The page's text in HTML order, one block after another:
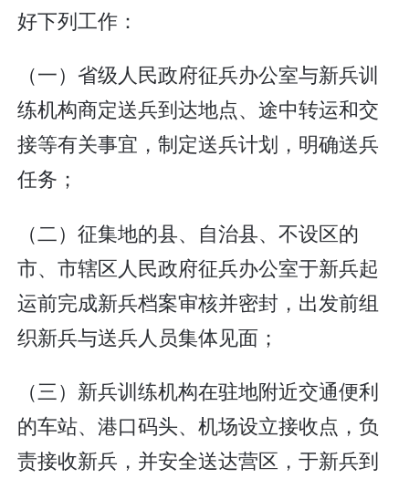
好下列工作：
（一）省级人民政府征兵办公室与新兵训
练机构商定送兵到达地点、途中转运和交
接等有关事宜，制定送兵计划，明确送兵
任务；
（二）征集地的县、自治县、不设区的
市、市辖区人民政府征兵办公室于新兵起
运前完成新兵档案审核并密封，出发前组
织新兵与送兵人员集体见面；
（三）新兵训练机构在驻地附近交通便利
的车站、港口码头、机场设立接收点，负
责接收新兵，并安全送达营区，于新兵到